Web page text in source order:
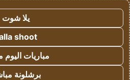
يلا شوت
shoot
مباريات اليوم
برشلونة